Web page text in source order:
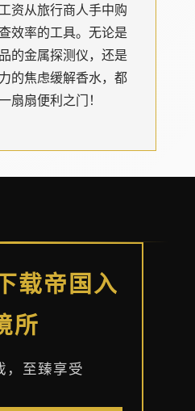
资从旅行商人手中购
效率的工具。无论是
的金属探测仪，还是
的焦虑缓解香水，都
扇扇便利之门！
载帝国入
所
，至臻享受